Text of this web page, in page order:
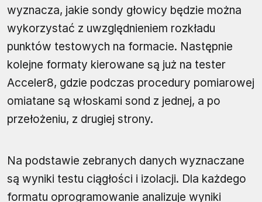
wyznacza, jakie sondy głowicy będzie można
wykorzystać z uwzględnieniem rozkładu
punktów testowych na formacie. Następnie
kolejne formaty kierowane są już na tester
Acceler8, gdzie podczas procedury pomiarowej
omiatane są włoskami sond z jednej, a po
przełożeniu, z drugiej strony.
Na podstawie zebranych danych wyznaczane
są wyniki testu ciągłości i izolacji. Dla każdego
formatu oprogramowanie analizuje wyniki